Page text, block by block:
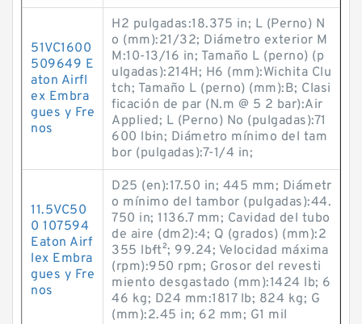
51VC1600
509649 E
aton Airfl
ex Embra
gues y Fre
nos
H2 pulgadas:18.375 in; L (Perno) N
o (mm):21/32; Diámetro exterior M
M:10-13/16 in; Tamaño L (perno) (p
ulgadas):214H; H6 (mm):Wichita Clu
tch; Tamaño L (perno) (mm):B; Clasi
ficación de par (N.m @ 5 2 bar):Air
Applied; L (Perno) No (pulgadas):71
600 lb·in; Diámetro mínimo del tam
bor (pulgadas):7-1/4 in;
11.5VC50
0 107594
Eaton Airf
lex Embra
gues y Fre
nos
D25 (en):17.50 in; 445 mm; Diámetr
o mínimo del tambor (pulgadas):44.
750 in; 1136.7 mm; Cavidad del tubo
de aire (dm2):4; Q (grados) (mm):2
355 lb·ft²; 99.24; Velocidad máxima
(rpm):950 rpm; Grosor del revesti
miento desgastado (mm):1424 lb; 6
46 kg; D24 mm:1817 lb; 824 kg; G
(mm):2.45 in; 62 mm; G1 mil